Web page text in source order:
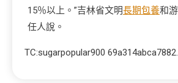
15％以上。”吉林省文明長期包養和
任人說。
TC:sugarpopular900